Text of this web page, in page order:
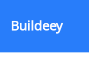
Buildeey